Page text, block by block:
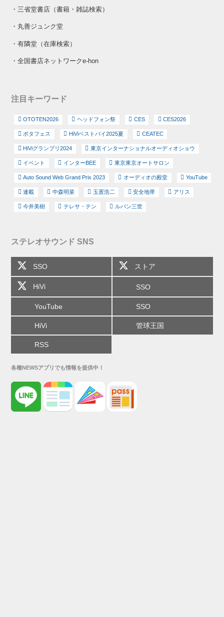
・ 三省堂書店（書籍・雑誌検索）
・ 丸善ジュンク堂
・有隣堂（在庫検索）
・全国書店ネットワークe-hon
注目キーワード
OTOTEN2026 ヘッドフォン祭 CES CES2026
ポタフェス HiViベストバイ2025夏 CEATEC
HiViグランプリ2024 東京インターナショナルオーディオショウ
イベント インターBEE 東京東京オートサロン
Auto Sound Web Grand Prix 2023 オーディオの殿堂 YouTube
連載 中森明菜 玉置浩二 安全地帯 アリス
今井美樹 テレサ・テン ルパン三世
ステレオサウンド SNS
SSO ストア
HiVi SSO
YouTube SSO
HiVi 管球王国
RSS
各種NEWSアプリでも情報を提供中！